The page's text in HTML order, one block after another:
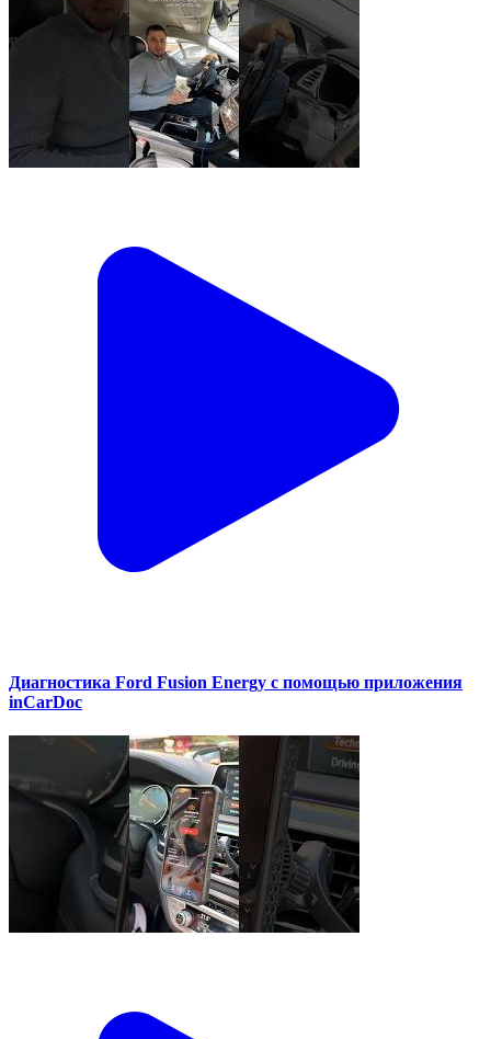
Диагностика Ford Fusion Energy с помощью приложения
inCarDoc